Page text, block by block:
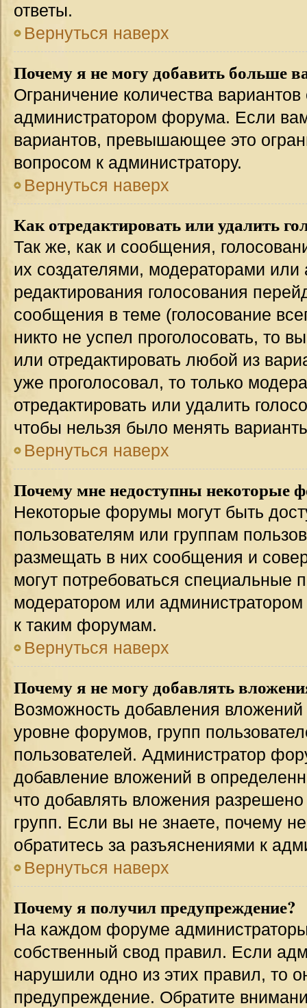
ответы.
Вернуться наверх
Почему я не могу добавить больше
Ограничение количества вариантов
администратором форума. Если
вариантов, превышающее это
вопросом к администратору.
Вернуться наверх
Как отредактировать или удалить
Так же, как и сообщения,
их создателями, модераторами
редактирования голосования
сообщения в теме (голосование
никто не успел проголосовать, то
или отредактировать любой из
уже проголосовал, то только
отредактировать или удалить
чтобы нельзя было менять
Вернуться наверх
Почему мне недоступны некоторые
Некоторые форумы могут быть
пользователям или группам
размещать в них сообщения и
могут потребоваться специальные
модератором или
к таким форумам.
Вернуться наверх
Почему я не могу добавлять
Возможность добавления
уровне форумов, групп
пользователей. Администратор
добавление вложений в
что добавлять вложения
групп. Если вы не знаете, почему
обратитесь за разъяснениями к
Вернуться наверх
Почему я получил предупреждение?
На каждом форуме
собственный свод правил. Если
нарушили одно из этих правил, то
предупреждение. Обратите